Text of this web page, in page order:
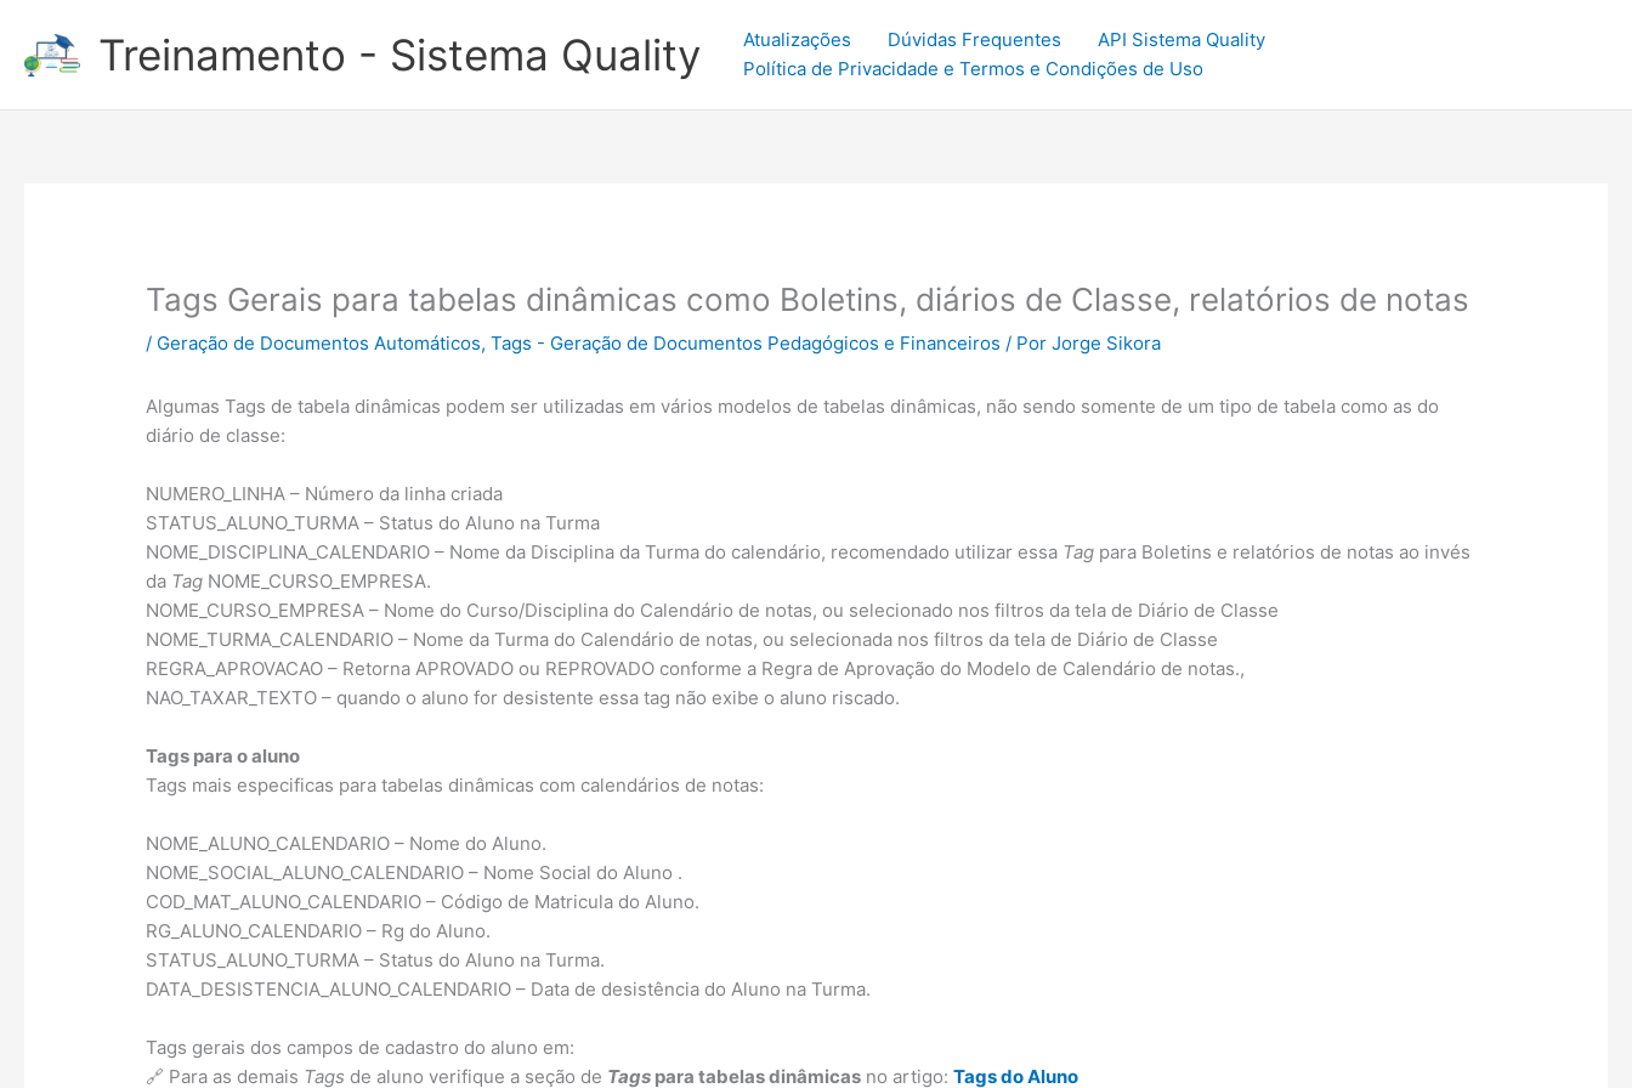
Treinamento - Sistema Quality Atualizações Dúvidas Frequentes
API Sistema Quality
Política de Privacidade e Termos e Condições de Uso
Tags Gerais para tabelas dinâmicas como Boletins, diários de Classe, relatórios de notas
/ Geração de Documentos Automáticos,Tags - Geração de Documentos Pedagógicos e Financeiros / PorJorge Sikora
Algumas Tags de tabela dinâmicas podem ser utilizadas em vários modelos de tabelas dinâmicas, não sendo somente de um tipo de tabela como as do
diário de classe:
NUMERO_LINHA – Número da linha criada
STATUS_ALUNO_TURMA – Status do Aluno na Turma
NOME_DISCIPLINA_CALENDARIO – Nome da Disciplina da Turma do calendário, recomendado utilizar essa Tag para Boletins e relatórios de notas ao invés
da Tag NOME_CURSO_EMPRESA.
NOME_CURSO_EMPRESA – Nome do Curso/Disciplina do Calendário de notas, ou selecionado nos filtros da tela de Diário de Classe
NOME_TURMA_CALENDARIO – Nome da Turma do Calendário de notas, ou selecionada nos filtros da tela de Diário de Classe
REGRA_APROVACAO – Retorna APROVADO ou REPROVADO conforme a Regra de Aprovação do Modelo de Calendário de notas.,
NAO_TAXAR_TEXTO – quando o aluno for desistente essa tag não exibe o aluno riscado.
Tags para o aluno
Tags mais especificas para tabelas dinâmicas com calendários de notas:
NOME_ALUNO_CALENDARIO – Nome do Aluno.
NOME_SOCIAL_ALUNO_CALENDARIO – Nome Social do Aluno .
COD_MAT_ALUNO_CALENDARIO – Código de Matricula do Aluno.
RG_ALUNO_CALENDARIO – Rg do Aluno.
STATUS_ALUNO_TURMA – Status do Aluno na Turma.
DATA_DESISTENCIA_ALUNO_CALENDARIO – Data de desistência do Aluno na Turma.
Tags gerais dos campos de cadastro do aluno em:
🔗 Para as demais Tags de aluno verifique a seção de Tags para tabelas dinâmicas no artigo:Tags do Aluno